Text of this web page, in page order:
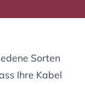
Sorten
Ihre Kabel